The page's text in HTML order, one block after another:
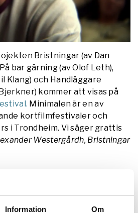
Information Om
Bristningar (av Dan
bar gärning (av Olof Leth),
Klang) och Handläggare
kommer att visas på
Minimalen är en av
kortfilmfestivaler och
i Trondheim. Vi säger grattis
Westergårdh, Bristningar